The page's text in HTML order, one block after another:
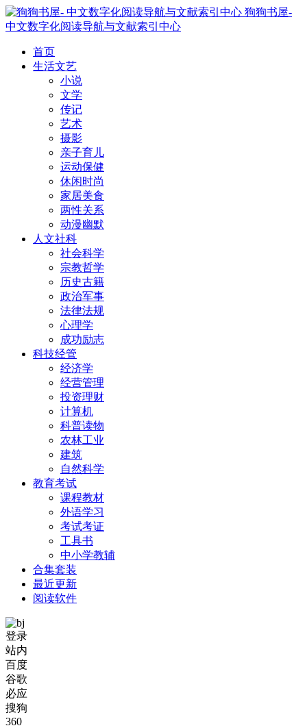
狗狗书屋-
中文数字化阅读导航与文献索引中心
首页
生活文艺
小说
文学
传记
艺术
摄影
亲子育儿
运动保健
休闲时尚
家居美食
两性关系
动漫幽默
人文社科
社会科学
宗教哲学
历史古籍
政治军事
法律法规
心理学
成功励志
科技经管
经济学
经营管理
投资理财
计算机
科普读物
农林工业
建筑
自然科学
教育考试
课程教材
外语学习
考试考证
工具书
中小学教辅
合集套装
最近更新
阅读软件
登录
站内
百度
谷歌
必应
搜狗
360